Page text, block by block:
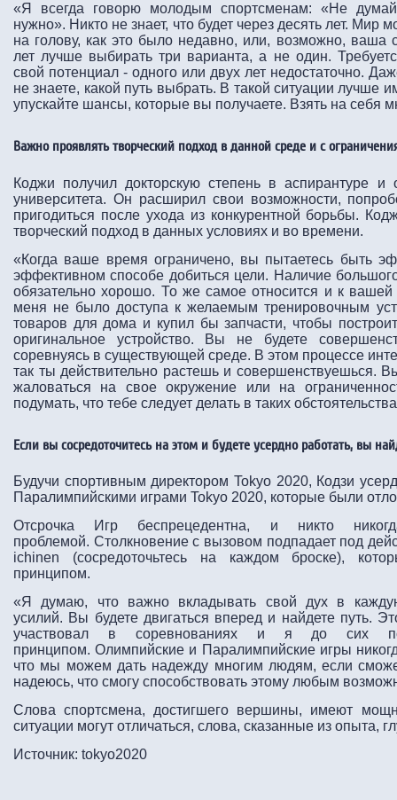
«Я всегда говорю молодым спортсменам: «Не
нужно». Никто не знает, что будет через десять лет. Мир
на голову, как это было недавно, или, возможно, ваша
лет лучше выбирать три варианта, а не один.
свой потенциал - одного или двух лет недостаточно.
не знаете, какой путь выбрать. В такой ситуации лучше
упускайте шансы, которые вы получаете. Взять на себя
Важно проявлять творческий подход в данной среде и с
Коджи получил докторскую степень в аспирантуре
университета. Он расширил свои возможности,
пригодиться после ухода из конкурентной борьбы.
творческий подход в данных условиях и во времени.
«Когда ваше время ограничено, вы пытаетесь быть
эффективном способе добиться цели. Наличие
обязательно хорошо. То же самое относится и к
меня не было доступа к желаемым тренировочным
товаров для дома и купил бы запчасти, чтобы
оригинальное устройство. Вы не будете
соревнуясь в существующей среде. В этом процессе
так ты действительно растешь и совершенствуешься.
жаловаться на свое окружение или на
подумать, что тебе следует делать в таких
Если вы сосредоточитесь на этом и будете усердно работать, вы
Будучи спортивным директором Tokyo 2020, Кодзи
Паралимпийскими играми Tokyo 2020, которые были
Отсрочка Игр беспрецедентна, и никто
проблемой. Столкновение с вызовом подпадает под
ichinen (сосредоточьтесь на каждом броске),
принципом.
«Я думаю, что важно вкладывать свой дух в
усилий. Вы будете двигаться вперед и найдете путь.
участвовал в соревнованиях и я до сих
принципом. Олимпийские и Паралимпийские игры
что мы можем дать надежду многим людям, если
надеюсь, что смогу способствовать этому любым
Слова спортсмена, достигшего вершины, имеют
ситуации могут отличаться, слова, сказанные из опыта,
Источник: tokyo2020